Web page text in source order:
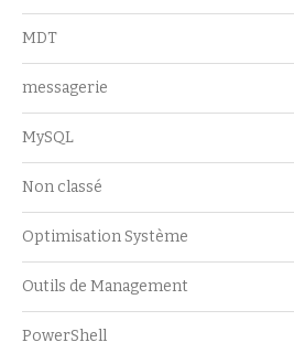
MDT
messagerie
MySQL
Non classé
Optimisation Système
Outils de Management
PowerShell